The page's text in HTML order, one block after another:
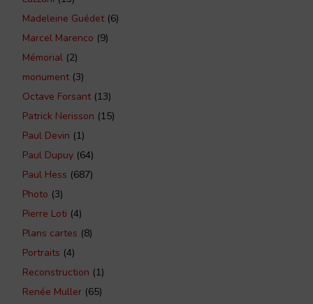
Madeleine Guédet(6)
Marcel Marenco (9)
Mémorial (2)
monument(3)
Octave Forsant(13)
Patrick Nerisson (15)
Paul Devin (1)
Paul Dupuy (64)
Paul Hess (687)
Photo (3)
Pierre Loti (4)
Plans cartes (8)
Portraits (4)
Reconstruction (1)
Renée Muller (65)